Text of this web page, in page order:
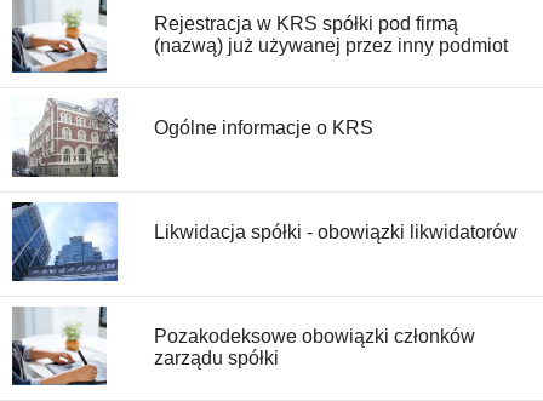
Rejestracja w KRS spółki pod firmą
(nazwą) już używanej przez inny podmiot
Ogólne informacje o KRS
Likwidacja spółki - obowiązki likwidatorów
Pozakodeksowe obowiązki członków
zarządu spółki